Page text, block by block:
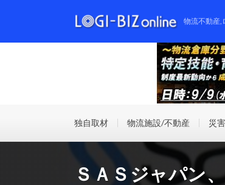
物流不動産,
独自取材 物流施設/不動産 災
ＳＡＳジャパン